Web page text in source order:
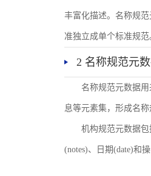
丰富化描述。名称规
准独立成单个标准规范
2 名称规范元
名称规范元数据
息等元素集，形成名
机构规范元数据
(notes)、日期(date)和